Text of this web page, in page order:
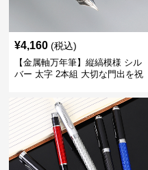
¥4,160 (税込)
【金属軸万年筆】縦縞模様 シル
バー 太字 2本組 大切な門出を祝
ト